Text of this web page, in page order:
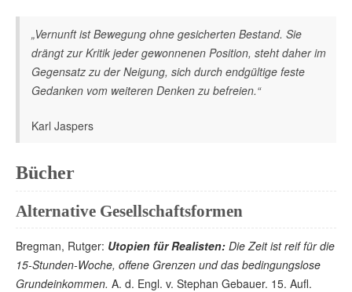
„Vernunft ist Bewegung ohne gesicherten Bestand. Sie
drängt zur Kritik jeder gewonnenen Position, steht daher im
Gegensatz zu der Neigung, sich durch endgültige feste
Gedanken vom weiteren Denken zu befreien.“
Karl Jaspers
Bücher
Alternative Gesellschaftsformen
Bregman, Rutger: Utopien für Realisten: Die Zeit ist reif für die
15-Stunden-Woche, offene Grenzen und das bedingungslose
Grundeinkommen. A. d. Engl. v. Stephan Gebauer. 15. Aufl.